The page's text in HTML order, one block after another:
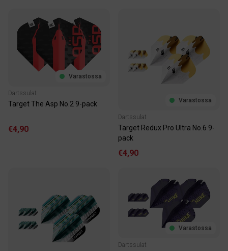
Varastossa
Dartssulat
Target The Asp No.2 9-pack
€4,90
Varastossa
Dartssulat
Target Redux Pro Ultra No.6 9-
pack
€4,90
Varastossa
Dartssulat